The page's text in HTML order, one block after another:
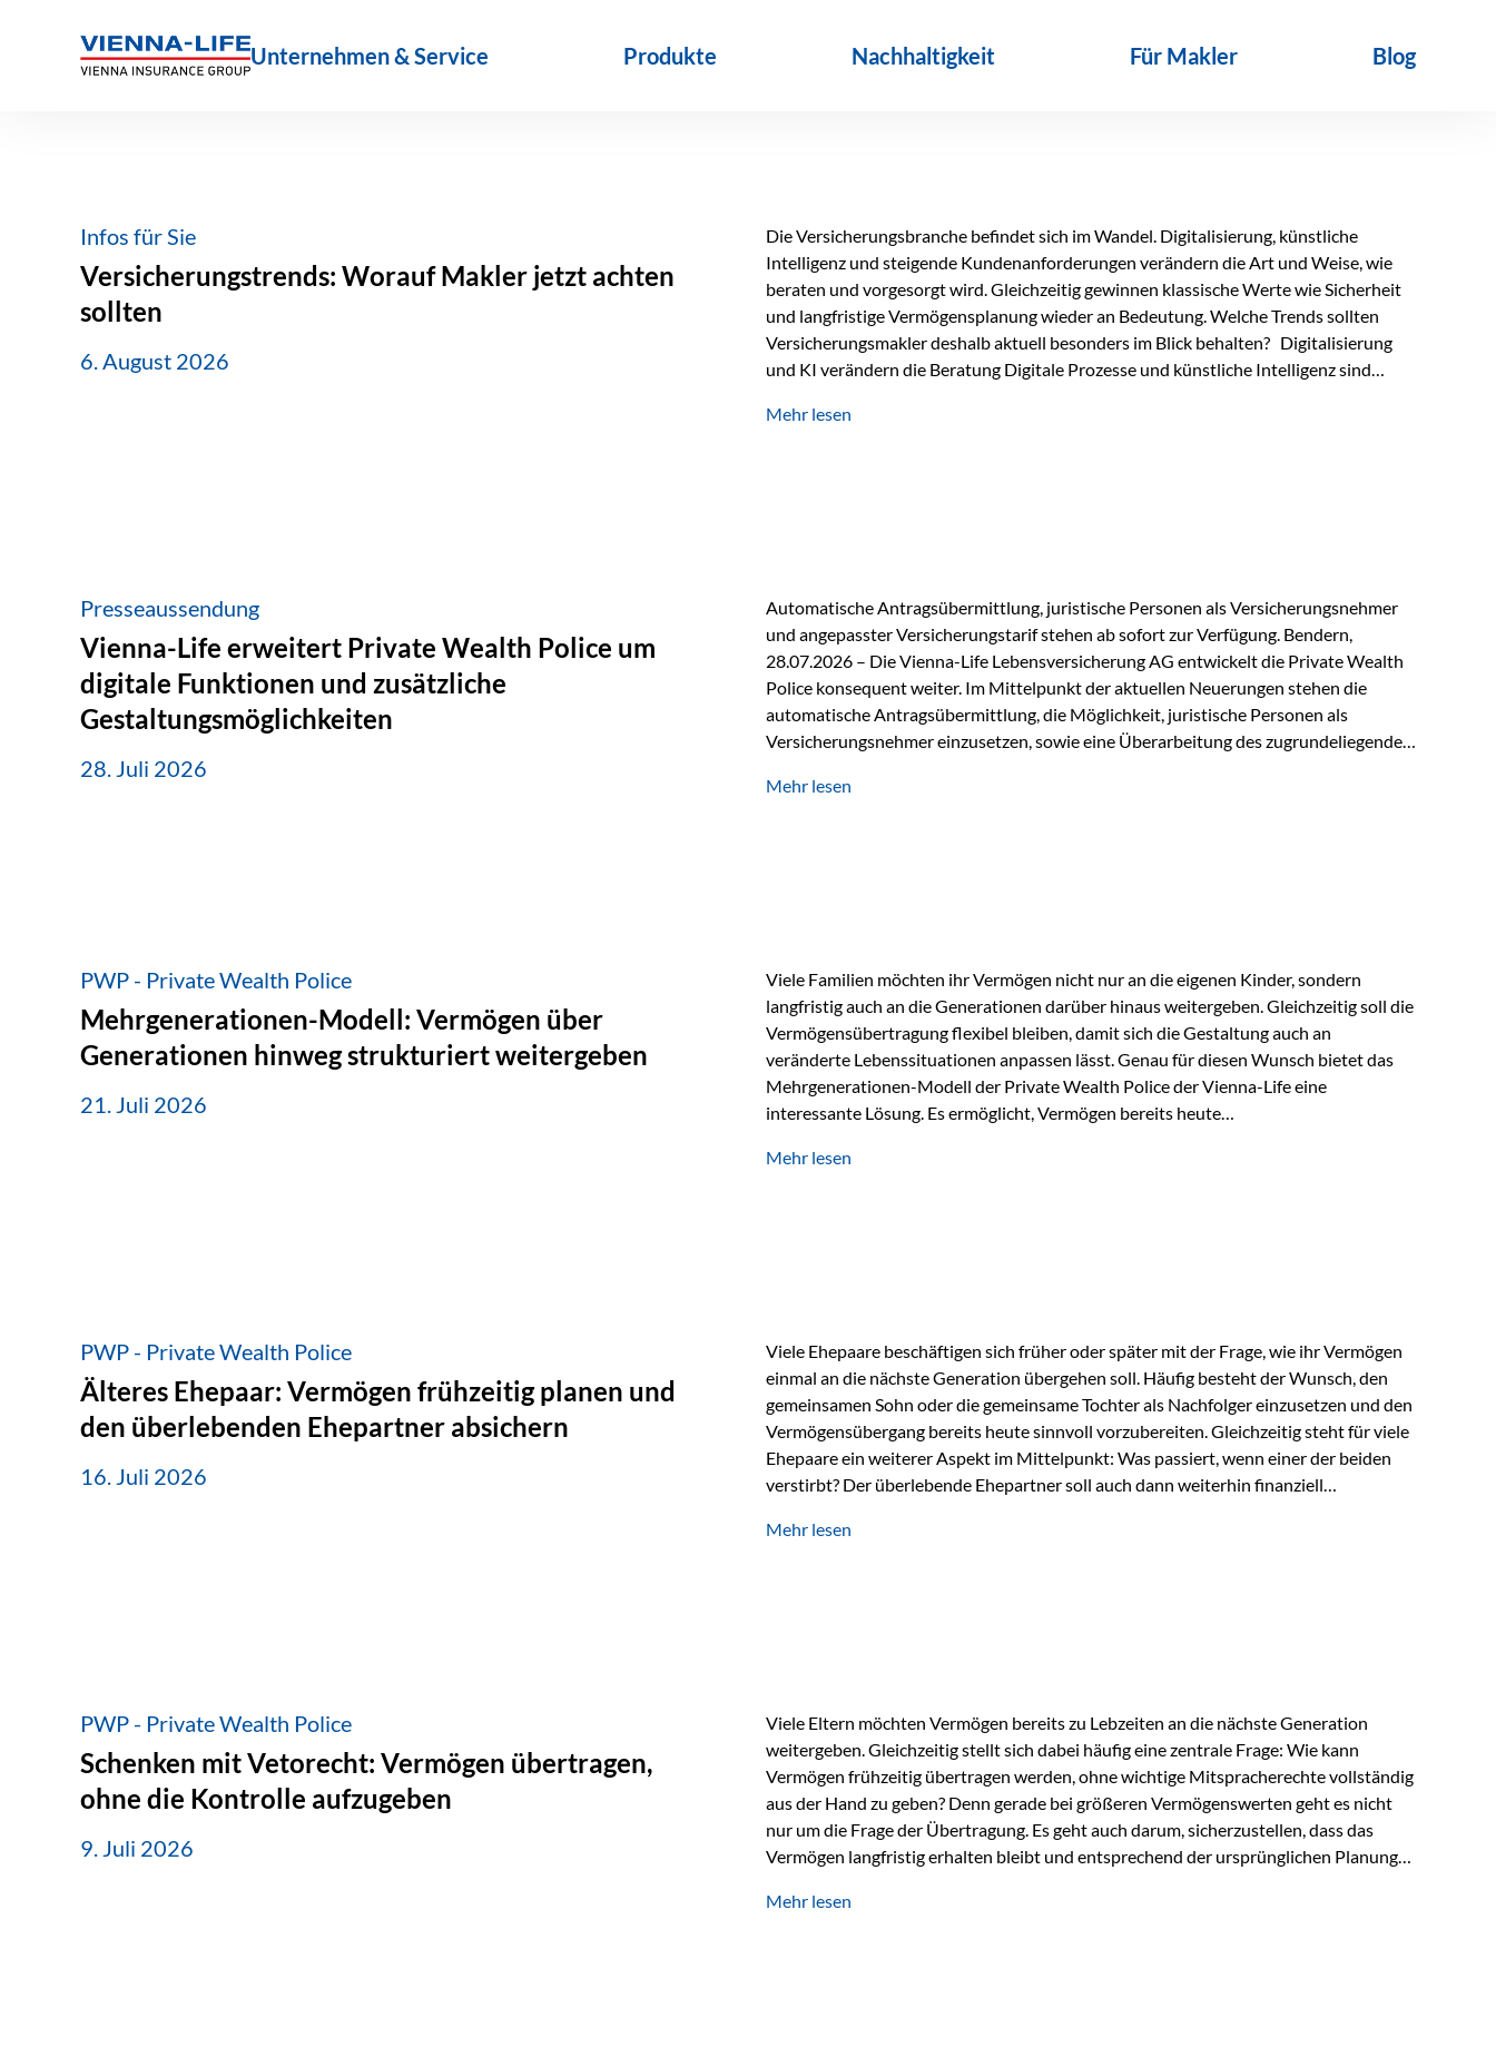
Unternehmen & Service Produkte Nachhaltigkeit Für Makler Blog
Infos für Sie
Versicherungstrends: Worauf Makler jetzt achten
sollten
6. August 2026
Die Versicherungsbranche befindet sich im Wandel. Digitalisierung, künstliche
Intelligenz und steigende Kundenanforderungen verändern die Art und Weise, wie
beraten und vorgesorgt wird. Gleichzeitig gewinnen klassische Werte wie Sicherheit
und langfristige Vermögensplanung wieder an Bedeutung. Welche Trends sollten
Versicherungsmakler deshalb aktuell besonders im Blick behalten? Digitalisierung
und KI verändern die Beratung Digitale Prozesse und künstliche Intelligenz sind
beschleunigen Abläufe und schaffen mehr Zeit für das Wesentliche: die persönliche
Mehr lesen
Presseaussendung
Vienna-Life erweitert Private Wealth Police um
digitale Funktionen und zusätzliche
Gestaltungsmöglichkeiten
28. Juli 2026
Automatische Antragsübermittlung, juristische Personen als Versicherungsnehmer
und angepasster Versicherungstarif stehen ab sofort zur Verfügung. Bendern,
28.07.2026 – Die Vienna-Life Lebensversicherung AG entwickelt die Private Wealth
Police konsequent weiter. Im Mittelpunkt der aktuellen Neuerungen stehen die
automatische Antragsübermittlung, die Möglichkeit, juristische Personen als
Versicherungsnehmer einzusetzen, sowie eine Überarbeitung des zugrundeliegenden
Abwicklung für Vertriebspartner deutlich effizienter gestaltet. Anträge werden direkt
Mehr lesen
PWP - Private Wealth Police
Mehrgenerationen-Modell: Vermögen über
Generationen hinweg strukturiert weitergeben
21. Juli 2026
Viele Familien möchten ihr Vermögen nicht nur an die eigenen Kinder, sondern
langfristig auch an die Generationen darüber hinaus weitergeben. Gleichzeitig soll die
Vermögensübertragung flexibel bleiben, damit sich die Gestaltung auch an
veränderte Lebenssituationen anpassen lässt. Genau für diesen Wunsch bietet das
Mehrgenerationen-Modell der Private Wealth Police der Vienna-Life eine
interessante Lösung. Es ermöglicht, Vermögen bereits heute
Ausgangssituation Stellen Sie sich folgende Familie vor: Die Großeltern haben über
Mehr lesen
PWP - Private Wealth Police
Älteres Ehepaar: Vermögen frühzeitig planen und
den überlebenden Ehepartner absichern
16. Juli 2026
Viele Ehepaare beschäftigen sich früher oder später mit der Frage, wie ihr Vermögen
einmal an die nächste Generation übergehen soll. Häufig besteht der Wunsch, den
gemeinsamen Sohn oder die gemeinsame Tochter als Nachfolger einzusetzen und den
Vermögensübergang bereits heute sinnvoll vorzubereiten. Gleichzeitig steht für viele
Ehepaare ein weiterer Aspekt im Mittelpunkt: Was passiert, wenn einer der beiden
verstirbt? Der überlebende Ehepartner soll auch dann weiterhin finanziell
können. Genau für diese Ausgangssituation bietet die Private Wealth Police der
Mehr lesen
PWP - Private Wealth Police
Schenken mit Vetorecht: Vermögen übertragen,
ohne die Kontrolle aufzugeben
9. Juli 2026
Viele Eltern möchten Vermögen bereits zu Lebzeiten an die nächste Generation
weitergeben. Gleichzeitig stellt sich dabei häufig eine zentrale Frage: Wie kann
Vermögen frühzeitig übertragen werden, ohne wichtige Mitspracherechte vollständig
aus der Hand zu geben? Denn gerade bei größeren Vermögenswerten geht es nicht
nur um die Frage der Übertragung. Es geht auch darum, sicherzustellen, dass das
Vermögen langfristig erhalten bleibt und entsprechend der ursprünglichen Planung
Ein Vater schenkt seiner Tochter einen Teil seines Vermögens. Einige Jahre später
Mehr lesen